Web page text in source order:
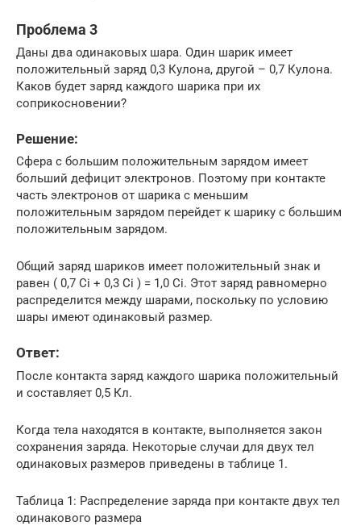
Проблема 3
Даны два одинаковых шара. Один шарик имеет
положительный заряд 0,3 Кулона, другой – 0,7 Кулона.
Каков будет заряд каждого шарика при их
соприкосновении?
Решение:
Сфера с большим положительным зарядом имеет
больший дефицит электронов. Поэтому при контакте
часть электронов от шарика с меньшим
положительным зарядом перейдет к шарику с большим
положительным зарядом.
Общий заряд шариков имеет положительный знак и
равен ( 0,7 Ci + 0,3 Ci ) = 1,0 Ci. Этот заряд равномерно
распределится между шарами, поскольку по условию
шары имеют одинаковый размер.
Ответ:
После контакта заряд каждого шарика положительный
и составляет 0,5 Кл.
Когда тела находятся в контакте, выполняется закон
сохранения заряда. Некоторые случаи для двух тел
одинаковых размеров приведены в таблице 1.
Таблица 1: Распределение заряда при контакте двух тел
одинакового размера